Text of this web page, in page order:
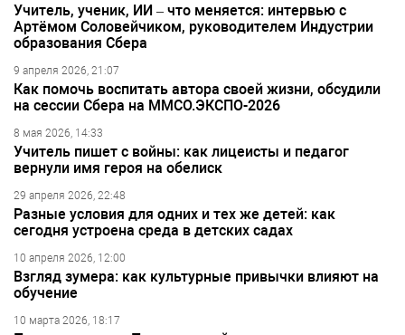
Учитель, ученик, ИИ – что меняется: интервью с
Артёмом Соловейчиком, руководителем Индустрии
образования Сбера
9 апреля 2026, 21:07
Как помочь воспитать автора своей жизни, обсудили
на сессии Сбера на ММСО.ЭКСПО-2026
8 мая 2026, 14:33
Учитель пишет с войны: как лицеисты и педагог
вернули имя героя на обелиск
29 апреля 2026, 22:48
Разные условия для одних и тех же детей: как
сегодня устроена среда в детских садах
10 апреля 2026, 12:00
Взгляд зумера: как культурные привычки влияют на
обучение
10 марта 2026, 18:17